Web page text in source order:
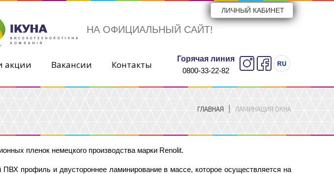
ЛИЧНЫЙ КАБИНЕТ
НА ОФИЦИАЛЬНЫЙ САЙТ!
акции Вакансии Контакты
Горячая линия
0800-33-22-82
ГЛАВНАЯ ЛАМИНАЦИЯ ОКНА
пленок немецкого производства марки Renolit.
профиль и двустороннее ламинирование в массе, которое осуществляется на